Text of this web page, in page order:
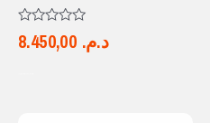
Note
0
د.م.